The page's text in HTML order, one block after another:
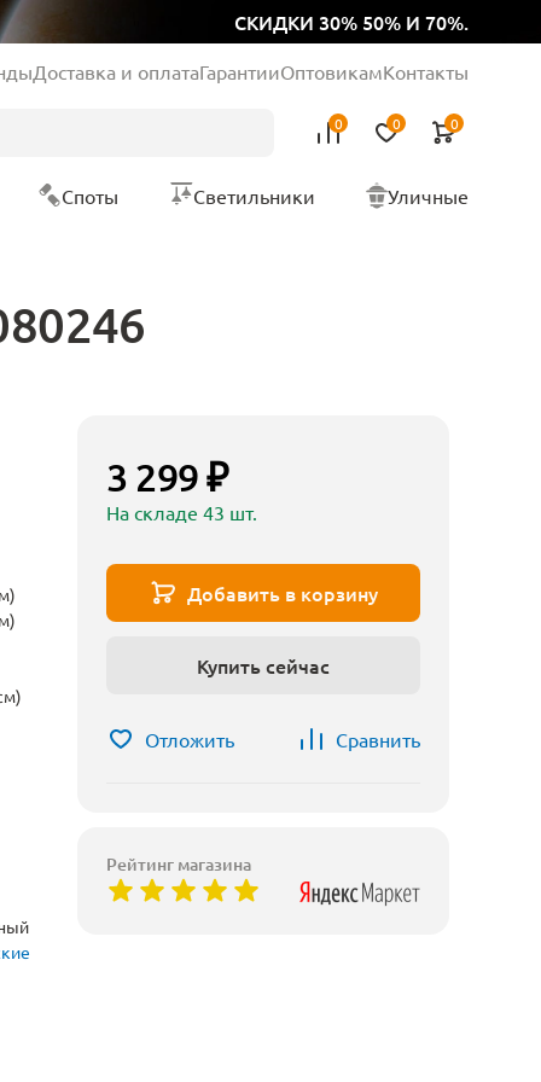
СКИДКИ 30% 50% И 70%.
Доставка и оплатаГарантииОптовикамКонтакты
0 0 0
Споты Светильники Уличные
3 299 ₽
На складе 43 шт.
Добавить в корзину
Купить сейчас
Отложить Сравнить
Рейтинг магазина